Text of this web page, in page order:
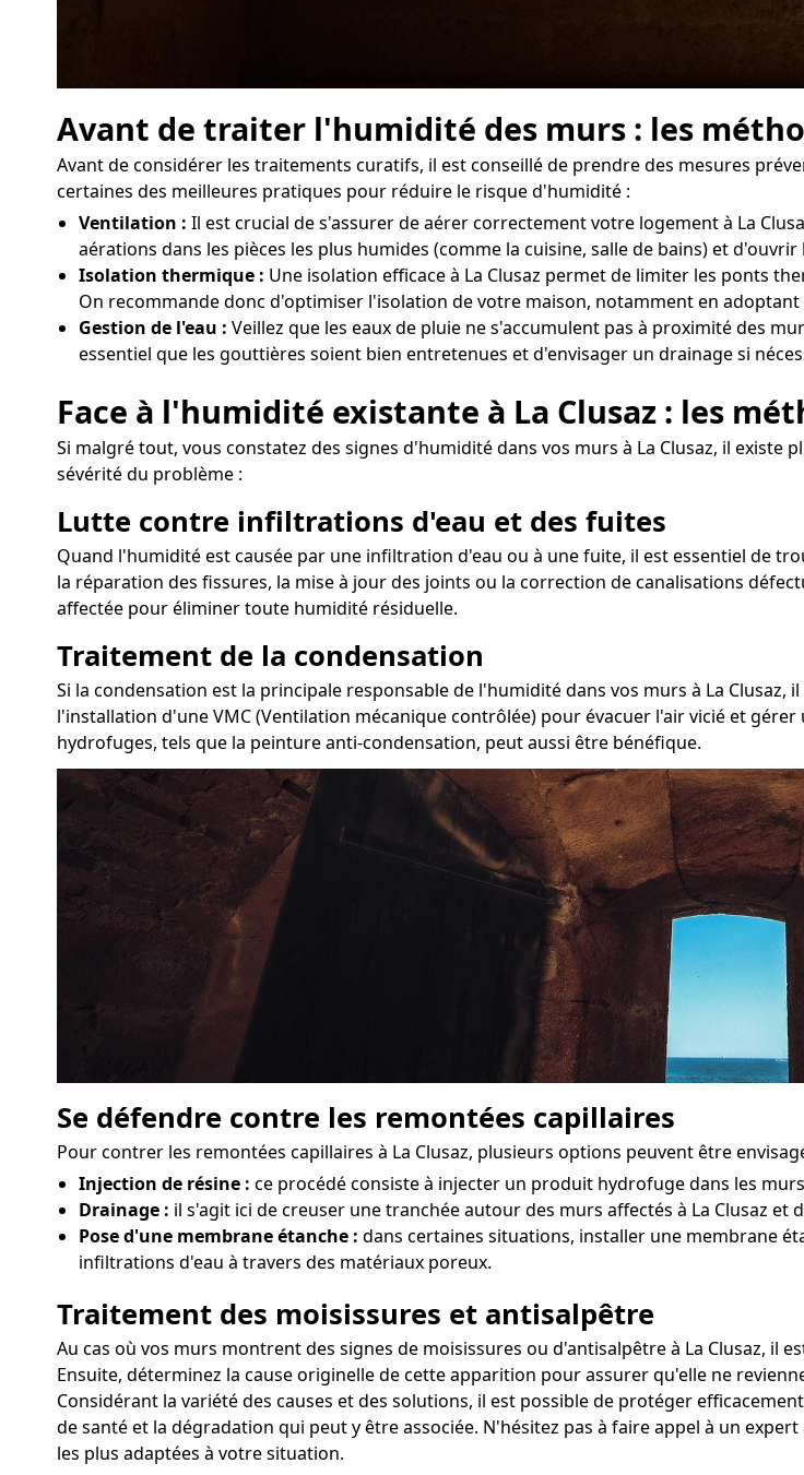
Avant de traiter l'humidité des murs : les
Avant de considérer les traitements curatifs, il est conseillé de prendre des mesures
certaines des meilleures pratiques pour réduire le risque d'humidité :
Ventilation : Il est crucial de s'assurer de aérer correctement votre logement à La
aérations dans les pièces les plus humides (comme la cuisine, salle de bains) et
Isolation thermique : Une isolation efficace à La Clusaz permet de limiter les ponts
On recommande donc d'optimiser l'isolation de votre maison, notamment en
Gestion de l'eau : Veillez que les eaux de pluie ne s'accumulent pas à proximité des
essentiel que les gouttières soient bien entretenues et d'envisager un drainage si
Face à l'humidité existante à La Clusaz : les
Si malgré tout, vous constatez des signes d'humidité dans vos murs à La Clusaz, il
sévérité du problème :
Lutte contre infiltrations d'eau et des fuites
Quand l'humidité est causée par une infiltration d'eau ou à une fuite, il est essentiel de
la réparation des fissures, la mise à jour des joints ou la correction de canalisations
affectée pour éliminer toute humidité résiduelle.
Traitement de la condensation
Si la condensation est la principale responsable de l'humidité dans vos murs à La
l'installation d'une VMC (Ventilation mécanique contrôlée) pour évacuer l'air vicié et
hydrofuges, tels que la peinture anti-condensation, peut aussi être bénéfique.
Se défendre contre les remontées capillaires
Pour contrer les remontées capillaires à La Clusaz, plusieurs options peuvent être
Injection de résine : ce procédé consiste à injecter un produit hydrofuge dans les
Drainage : il s'agit ici de creuser une tranchée autour des murs affectés à La Clusaz
Pose d'une membrane étanche : dans certaines situations, installer une membrane
infiltrations d'eau à travers des matériaux poreux.
Traitement des moisissures et antisalpêtre
Au cas où vos murs montrent des signes de moisissures ou d'antisalpêtre à La Clusaz, il
Ensuite, déterminez la cause originelle de cette apparition pour assurer qu'elle ne
Considérant la variété des causes et des solutions, il est possible de protéger
de santé et la dégradation qui peut y être associée. N'hésitez pas à faire appel à un
les plus adaptées à votre situation.